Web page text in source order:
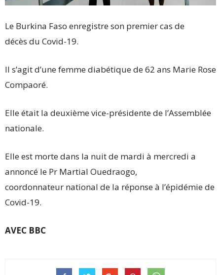
Le Burkina Faso enregistre son premier cas de
décès du Covid-19.
Il s’agit d’une femme diabétique de 62 ans Marie Rose
Compaoré.
Elle était la deuxième vice-présidente de l’Assemblée
nationale.
Elle est morte dans la nuit de mardi à mercredi a
annoncé le Pr Martial Ouedraogo,
coordonnateur national de la réponse à l’épidémie de
Covid-19.
AVEC BBC